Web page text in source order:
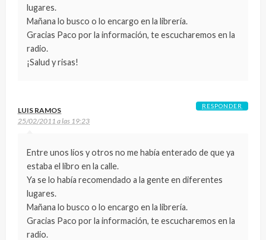
lugares.
Mañana lo busco o lo encargo en la librería.
Gracias Paco por la información, te escucharemos en la
radio.
¡Salud y risas!
LUIS RAMOS
25/02/2011 a las 19:23
Entre unos líos y otros no me había enterado de que ya
estaba el libro en la calle.
Ya se lo había recomendado a la gente en diferentes
lugares.
Mañana lo busco o lo encargo en la librería.
Gracias Paco por la información, te escucharemos en la
radio.
RESPONDER